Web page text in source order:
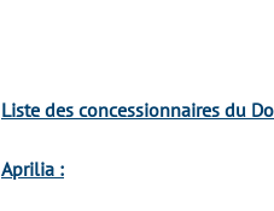
Liste des concessionnaires du
Aprilia :